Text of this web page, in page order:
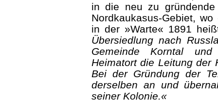
in die neu zu
Nordkaukasus-Gebiet,
in der »Warte« 1891
Übersiedlung nach
Gemeinde Korntal
Heimatort die Leitung der
Bei der Gründung der
derselben an und
seiner Kolonie.«